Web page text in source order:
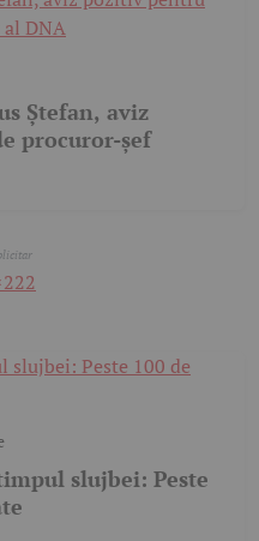
Ștefan, aviz
procuror-șef
slujbei: Peste